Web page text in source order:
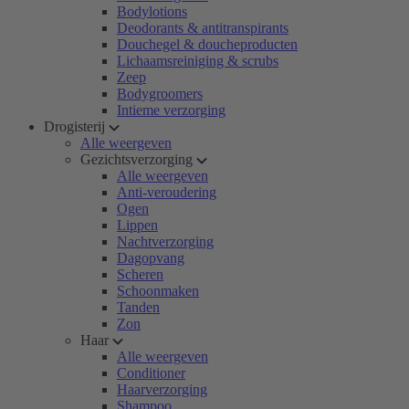
Bodylotions
Deodorants & antitranspirants
Douchegel & doucheproducten
Lichaamsreiniging & scrubs
Zeep
Bodygroomers
Intieme verzorging
Drogisterij
Alle weergeven
Gezichtsverzorging
Alle weergeven
Anti-veroudering
Ogen
Lippen
Nachtverzorging
Dagopvang
Scheren
Schoonmaken
Tanden
Zon
Haar
Alle weergeven
Conditioner
Haarverzorging
Shampoo